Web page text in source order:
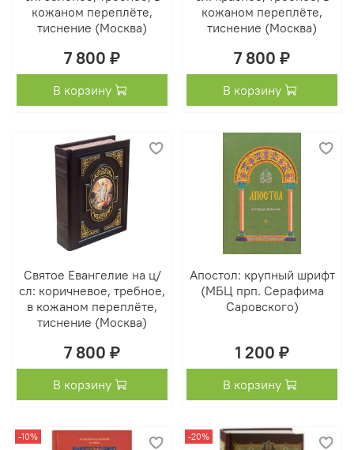
кожаном переплёте,
тиснение (Москва)
7 800 ₽
В корзину
кожаном переплёте,
тиснение (Москва)
7 800 ₽
В корзину
Святое Евангелие на ц/
сл: коричневое, требное,
в кожаном переплёте,
тиснение (Москва)
7 800 ₽
В корзину
Апостол: крупный шрифт
(МБЦ прп. Серафима
Саровского)
1 200 ₽
В корзину
-10% -20%